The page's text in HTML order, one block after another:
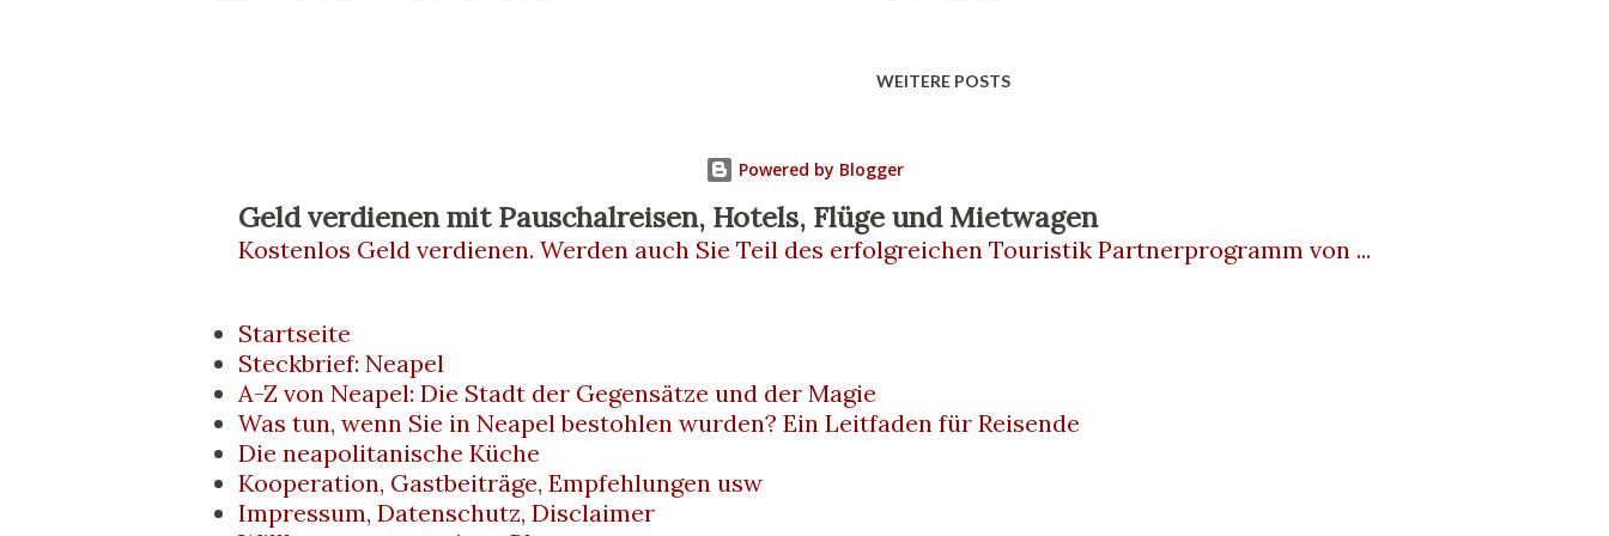
eine Welt zwischen Leben und Tod, zwischen Ritualen und
menschlicher Nähe. Wo liegt der Fontanelle-Friedhof? Der Friedhof
liegt im Stadtteil Materdei , nördlich des historischen Zentrums von
öffentlichen Verkehrsmitteln erreichbar, aber nicht ausgeschildert wie
ein klassisches Touristenziel. Das trägt zur mystischen Atmosphäre
bei. Die Anlage erstreckt sich unter der Erde über mehrere hu...
WEITERE POSTS
Powered by Blogger
Geld verdienen mit Pauschalreisen, Hotels, Flüge und Mietwagen
Kostenlos Geld verdienen. Werden auch Sie Teil des erfolgreichen Touristik Partnerprogramm von ...
Startseite
Steckbrief: Neapel
A-Z von Neapel: Die Stadt der Gegensätze und der Magie
Was tun, wenn Sie in Neapel bestohlen wurden? Ein Leitfaden für Reisende
Die neapolitanische Küche
Kooperation, Gastbeiträge, Empfehlungen usw
Impressum, Datenschutz, Disclaimer